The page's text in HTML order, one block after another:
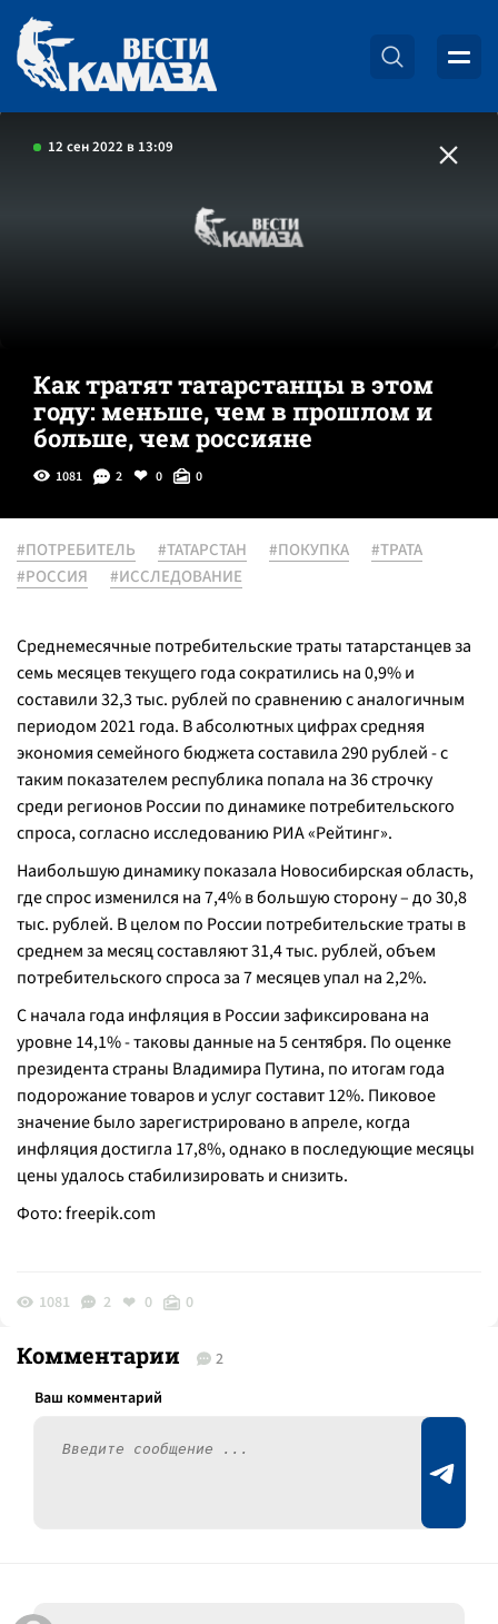
12 сен 2022 в 13:09
Как тратят татарстанцы в этом
году: меньше, чем в прошлом и
больше, чем россияне
1081 2 0 0
#ПОТРЕБИТЕЛЬ #ТАТАРСТАН #ПОКУПКА
#ТРАТА
#РОССИЯ
#ИССЛЕДОВАНИЕ
Среднемесячные потребительские траты татарстанцев за
семь месяцев текущего года сократились на 0,9% и
составили 32,3 тыс. рублей по сравнению с аналогичным
периодом 2021 года. В абсолютных цифрах средняя
экономия семейного бюджета составила 290 рублей - с
таким показателем республика попала на 36 строчку
среди регионов России по динамике потребительского
спроса, согласно исследованию РИА «Рейтинг».
Наибольшую динамику показала Новосибирская область,
где спрос изменился на 7,4% в большую сторону – до 30,8
тыс. рублей. В целом по России потребительские траты в
среднем за месяц составляют 31,4 тыс. рублей, объем
потребительского спроса за 7 месяцев упал на 2,2%.
С начала года инфляция в России зафиксирована на
уровне 14,1% - таковы данные на 5 сентября. По оценке
президента страны Владимира Путина, по итогам года
подорожание товаров и услуг составит 12%. Пиковое
значение было зарегистрировано в апреле, когда
инфляция достигла 17,8%, однако в последующие месяцы
цены удалось стабилизировать и снизить.
Фото:freepik.com
1081 2 0 0
Комментарии 2